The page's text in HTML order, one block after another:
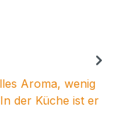
Aroma, wenig
der Küche ist er